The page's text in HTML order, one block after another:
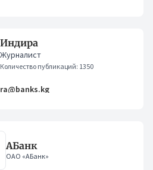
Индира
Журналист
Количество публикаций: 1350
АБанк
ОАО «АБанк»